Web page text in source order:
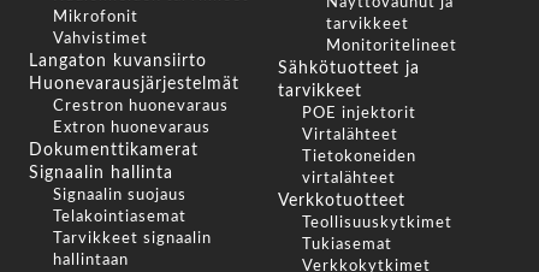
Mikrofonit
Vahvistimet
Langaton kuvansiirto
Huonevarausjärjestelmät
Crestron huonevaraus
Extron huonevaraus
Dokumenttikamerat
Signaalin hallinta
Signaalin suojaus
Telakointiasemat
Tarvikkeet signaalin
hallintaan
tarvikkeet
Monitoritelineet
Sähkötuotteet ja
tarvikkeet
POE injektorit
Virtalähteet
Tietokoneiden
virtalähteet
Verkkotuotteet
Teollisuuskytkimet
Tukiasemat
Verkkokytkimet